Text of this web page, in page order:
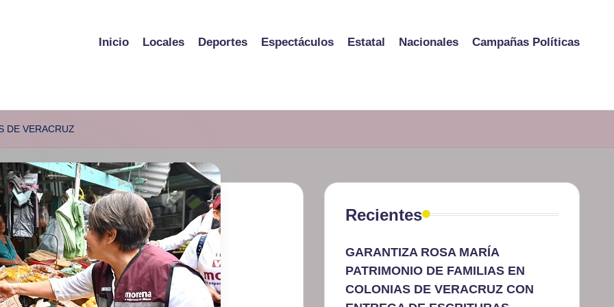
Inicio Locales Deportes Espectáculos Estatal Nacionales Campañas Políticas
DE VERACRUZ
Recientes
GARANTIZA ROSA MARÍA
PATRIMONIO DE FAMILIAS EN
COLONIAS DE VERACRUZ CON